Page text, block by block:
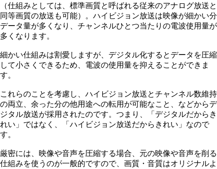
（仕組みとしては、標準画質と呼ばれる従来のアナログ放送と
同等画質の放送も可能）。ハイビジョン放送は映像が細かい分
データ量が多くなり、チャンネルひとつ当たりの電波使用量が
多くなります。
細かい仕組みは割愛しますが、デジタル化するとデータを圧縮
して小さくできるため、電波の使用量を抑えることができま
す。
これらのことを考慮し、ハイビジョン放送とチャンネル数維持
の両立、余った分の他用途への転用が可能なこと、などからデ
ジタル放送が採用されたのです。つまり、「デジタルだからき
れい」ではなく、「ハイビジョン放送だからきれい」なので
す。
厳密には、映像や音声を圧縮する場合、元の映像や音声を削る
仕組みを使うのが一般的ですので、画質・音質はオリジナルよ